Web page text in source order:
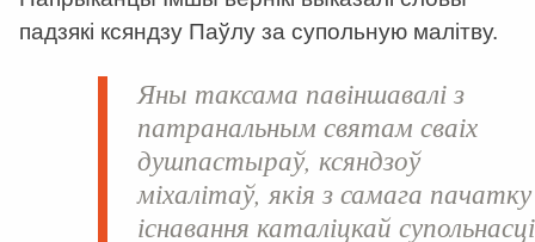
падзякі ксяндзу Паўлу за супольную малітву.
Яны таксама павіншавалі з
патранальным святам сваіх
душпастыраў, ксяндзоў
міхалітаў, якія з самага пачатку
існавання каталіцкай супольнасці